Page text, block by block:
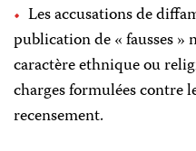
Les accusations de
publication de « fausses »
caractère ethnique ou
charges formulées contre
recensement.